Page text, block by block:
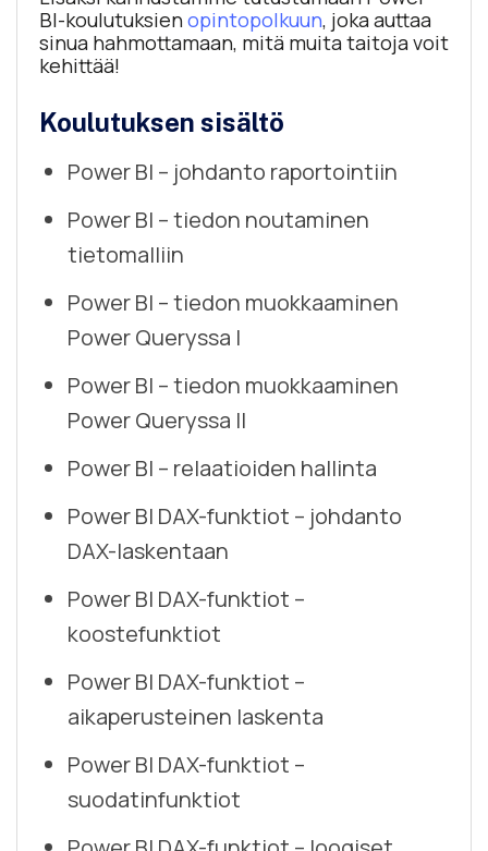
BI-koulutuksienopintopolkuun, joka auttaa
sinua hahmottamaan, mitä muita taitoja voit
kehittää!
Koulutuksen sisältö
Power BI – johdanto raportointiin
Power BI – tiedon noutaminen
tietomalliin
Power BI – tiedon muokkaaminen
Power Queryssa I
Power BI – tiedon muokkaaminen
Power Queryssa II
Power BI – relaatioiden hallinta
Power BI DAX-funktiot – johdanto
DAX-laskentaan
Power BI DAX-funktiot –
koostefunktiot
Power BI DAX-funktiot –
aikaperusteinen laskenta
Power BI DAX-funktiot –
suodatinfunktiot